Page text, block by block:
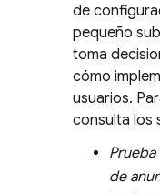
de
pequeño
toma
cómo
usuarios.
consulta los
de